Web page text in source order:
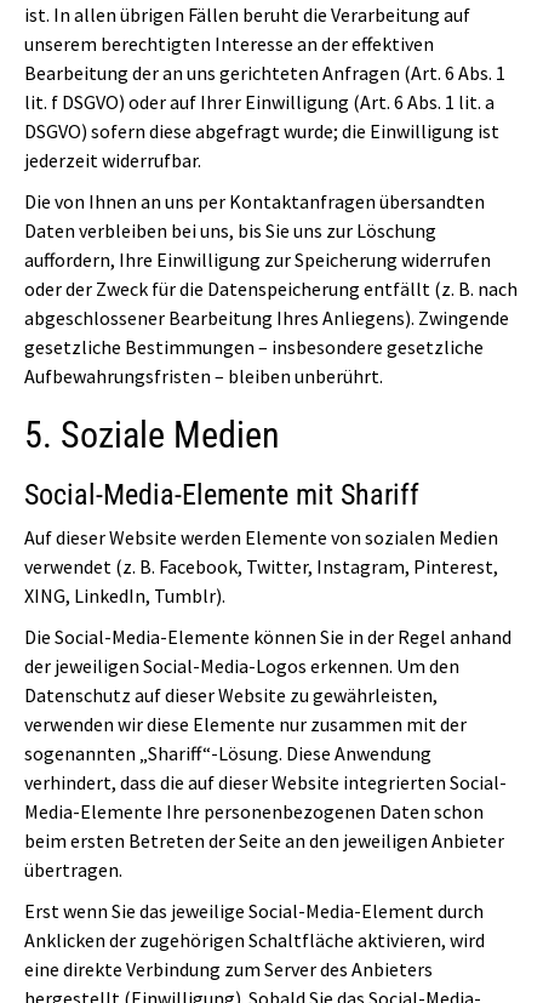
ist. In allen übrigen Fällen beruht die Verarbeitung auf
unserem berechtigten Interesse an der effektiven
Bearbeitung der an uns gerichteten Anfragen (Art. 6 Abs. 1
lit. f DSGVO) oder auf Ihrer Einwilligung (Art. 6 Abs. 1 lit. a
DSGVO) sofern diese abgefragt wurde; die Einwilligung ist
jederzeit widerrufbar.
Die von Ihnen an uns per Kontaktanfragen übersandten
Daten verbleiben bei uns, bis Sie uns zur Löschung
auffordern, Ihre Einwilligung zur Speicherung widerrufen
oder der Zweck für die Datenspeicherung entfällt (z. B. nach
abgeschlossener Bearbeitung Ihres Anliegens). Zwingende
gesetzliche Bestimmungen – insbesondere gesetzliche
Aufbewahrungsfristen – bleiben unberührt.
5. Soziale Medien
Social-Media-Elemente mit Shariff
Auf dieser Website werden Elemente von sozialen Medien
verwendet (z. B. Facebook, Twitter, Instagram, Pinterest,
XING, LinkedIn, Tumblr).
Die Social-Media-Elemente können Sie in der Regel anhand
der jeweiligen Social-Media-Logos erkennen. Um den
Datenschutz auf dieser Website zu gewährleisten,
verwenden wir diese Elemente nur zusammen mit der
sogenannten „Shariff“-Lösung. Diese Anwendung
verhindert, dass die auf dieser Website integrierten Social-
Media-Elemente Ihre personenbezogenen Daten schon
beim ersten Betreten der Seite an den jeweiligen Anbieter
übertragen.
Erst wenn Sie das jeweilige Social-Media-Element durch
Anklicken der zugehörigen Schaltfläche aktivieren, wird
eine direkte Verbindung zum Server des Anbieters
hergestellt (Einwilligung). Sobald Sie das Social-Media-